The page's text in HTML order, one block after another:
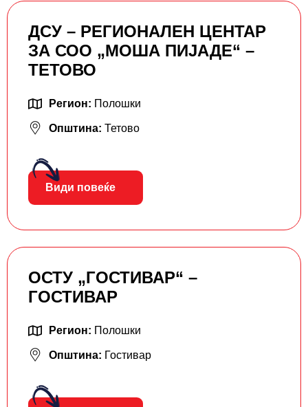
ДСУ – РЕГИОНАЛЕН ЦЕНТАР
ЗА СОО „МОША ПИЈАДЕ“ –
ТЕТОВО
Регион: Полошки
Општина: Тетово
Види повеќе
ОСТУ „ГОСТИВАР“ –
ГОСТИВАР
Регион: Полошки
Општина: Гостивар